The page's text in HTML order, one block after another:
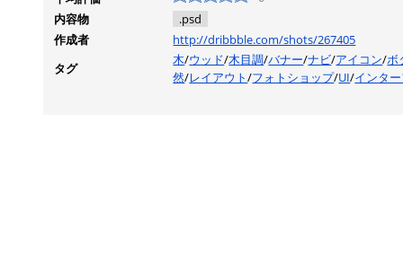
内容物
.psd
作成者
http://dribbble.com/shots/267405
タグ
木/ウッド/木目調/バナー/ナビ/アイコン/ボ
然/レイアウト/フォトショップ/UI/インタ